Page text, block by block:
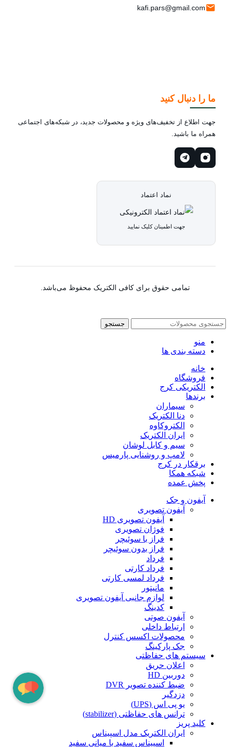
kafi.pars@gmail.com
ما را دنبال کنید
جهت اطلاع از تخفیف‌های ویژه و محصولات جدید، در شبکه‌های اجتماعی
همراه ما باشید.
نماد اعتماد
جهت اطمینان کلیک نمایید
تمامی حقوق برای کافی الکتریک محفوظ می‌باشد.
جستجو
منو
دسته بندی ها
خانه
فروشگاه
الکتریکی کرج
برندها
سیماران
دنا الکتریک
الکتروکاوه
ایران الکتریک
سیم و کابل لوشان
لامپ و روشنایی پارمیس
برقکار در کرج
شبکه همکا
پخش عمده
آیفون و جک
آیفون تصویری
آیفون تصویری HD
فوژان تصویری
فراز با سوئیچر
فراز بدون سوئیچر
فرداد
فرداد کارتی
فرداد لمسی کارتی
مانیتور
لوازم جانبی آیفون تصویری
کدینگ
آیفون صوتی
ارتباط داخلی
محصولات اکسس کنترل
جک پارکینگ
سیستم های حفاظتی
اعلان حریق
دوربین HD
ضبط کننده تصویر DVR
دزدگیر
یو پی اس (UPS)
ترانس های حفاظتی (stabilizer)
کلید پریز
ایران الکتریک مدل اسپیناس
اسپیناس سفید با میانی سفید